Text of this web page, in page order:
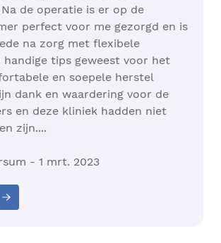
de operatie is er op de
perfect voor me gezorgd en is
na zorg met flexibele
tips geweest voor het
en soepele herstel
dank en waardering voor de
en deze kliniek hadden niet
zijn....
- 1 mrt. 2023